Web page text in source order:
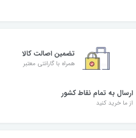
تضمین اصالت کالا
همراه با گارانتی معتبر
ارسال به تمام نقاط کشور
از ما خرید کنید